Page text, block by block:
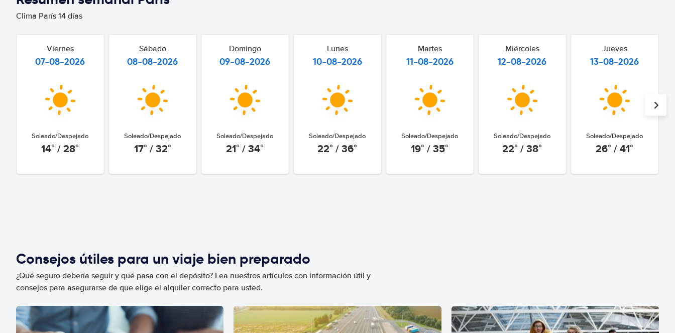
Clima París 14 días
Viernes
07-08-2026
Soleado/Despejado
14° / 28°
Sábado
08-08-2026
Soleado/Despejado
17° / 32°
Domingo
09-08-2026
Soleado/Despejado
21° / 34°
Lunes
10-08-2026
Soleado/Despejado
22° / 36°
Martes
11-08-2026
Soleado/Despejado
19° / 35°
Miércoles
12-08-2026
Soleado/Despejado
22° / 38°
Jueves
13-08-2026
Soleado/Despejado
26° / 41°
Consejos útiles para un viaje bien preparado
¿Qué seguro debería seguir y qué pasa con el depósito? Lea nuestros artículos con información útil y
consejos para asegurarse de que elige el alquiler correcto para usted.